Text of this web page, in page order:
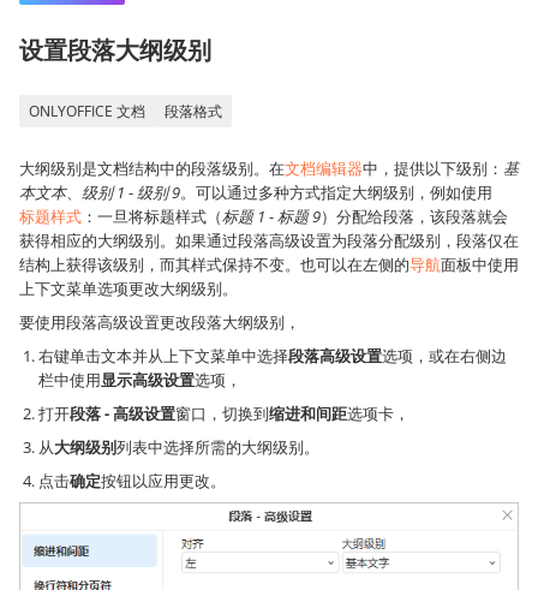
设置段落大纲级别
ONLYOFFICE 文档 段落格式
大纲级别是文档结构中的段落级别。在文档编辑器中，提供以下级别： 基
本文本、 级别 1 -级别 9。可以通过多种方式指定大纲级别，例如使用
标题样式 ：一旦将标题样式（标题 1 -标题 9）分配给段落，该段落就会
获得相应的大纲级别。如果通过段落高级设置为段落分配级别，段落仅在
结构上获得该级别，而其样式保持不变。也可以在左侧的导航面板中使用
上下文菜单选项更改大纲级别。
要使用段落高级设置更改段落大纲级别，
右键单击文本并从上下文菜单中选择段落高级设置选项，或在右侧边
栏中使用显示高级设置选项，
打开段落 - 高级设置窗口，切换到缩进和间距选项卡，
从大纲级别列表中选择所需的大纲级别。
点击确定按钮以应用更改。